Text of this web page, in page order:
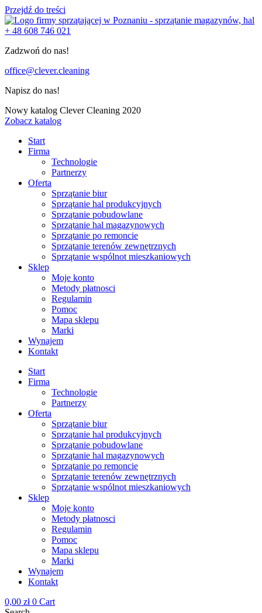
Przejdź do treści
+ 48 608 746 021
Zadzwoń do nas!
office@clever.cleaning
Napisz do nas!
Nowy katalog Clever Cleaning 2020
Zobacz katalog
Start
Firma
Technologie
Partnerzy
Oferta
Sprzątanie biur
Sprzątanie hal produkcyjnych
Sprzątanie pobudowlane
Sprzątanie hal magazynowych
Sprzątanie po remoncie
Sprzątanie terenów zewnętrznych
Sprzątanie wspólnot mieszkaniowych
Sklep
Moje konto
Metody płatnosci
Regulamin
Pomoc
Mapa sklepu
Marki
Wynajem
Kontakt
Start
Firma
Technologie
Partnerzy
Oferta
Sprzątanie biur
Sprzątanie hal produkcyjnych
Sprzątanie pobudowlane
Sprzątanie hal magazynowych
Sprzątanie po remoncie
Sprzątanie terenów zewnętrznych
Sprzątanie wspólnot mieszkaniowych
Sklep
Moje konto
Metody płatnosci
Regulamin
Pomoc
Mapa sklepu
Marki
Wynajem
Kontakt
0,00 zł 0 Cart